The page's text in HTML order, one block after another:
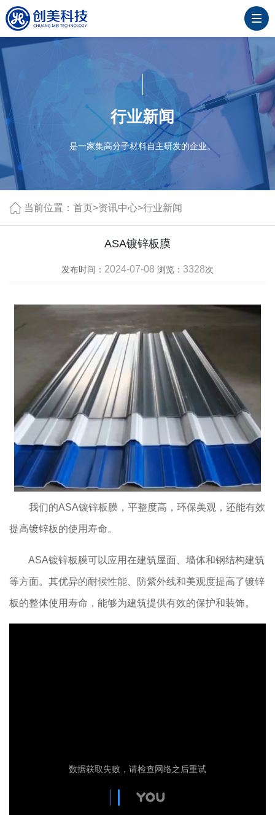
行业新闻
是一家集高分子材料自主研发的企业。
当前位置： 首页>资讯中心>行业新闻
ASA镀锌板膜
发布时间： 2024-07-08 浏览： 3328次
我们的ASA镀锌板膜，平整度高，环保美观，还能有效
提高镀锌板的使用寿命。
ASA镀锌板膜可以应用在建筑屋面、墙体和钢结构建筑
等方面。其优异的耐候性能、防紫外线和美观度提高了镀锌
板的整体使用寿命，能够为建筑提供有效的保护和装饰。